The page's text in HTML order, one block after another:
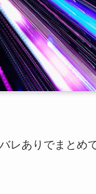
レありでまとめ